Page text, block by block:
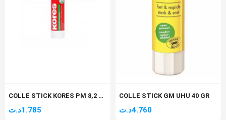
COLLE STICK KORES PM 8,2 GR
1.785د.ت
COLLE STICK GM UHU 40 GR
4.760د.ت